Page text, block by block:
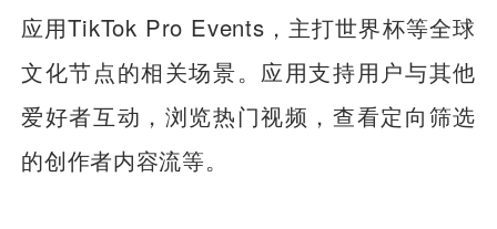
应用TikTok Pro Events，主打世界杯等全球
文化节点的相关场景。应用支持用户与其他
爱好者互动，浏览热门视频，查看定向筛选
的创作者内容流等。